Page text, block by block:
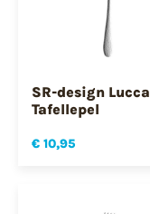
SR-design Lucca
Tafellepel
€ 10,95